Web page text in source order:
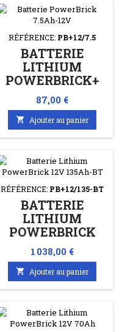
RÉFÉRENCE: PB+12/7.5
BATTERIE
LITHIUM
POWERBRICK+
12V 7.5AH
Prix
87,00 €
 Ajouter au panier
RÉFÉRENCE: PB+12/135-BT
BATTERIE
LITHIUM
POWERBRICK
12V 135AH BT
Prix
1 038,00 €
 Ajouter au panier